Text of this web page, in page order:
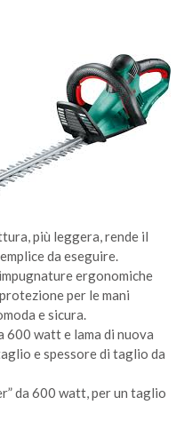
più leggera, rende il
da eseguire.
ergonomiche
per le mani
e sicura.
600 watt e lama di nuova
e spessore di taglio da
da 600 watt, per un taglio